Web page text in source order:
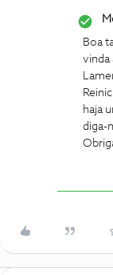
Boa
vinda
haja
diga-